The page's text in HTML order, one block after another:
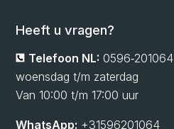
Heeft u vragen?
Telefoon NL: 0596‑201064
woensdag t/m zaterdag
Van 10:00 t/m 17:00 uur
WhatsApp: +31596201064